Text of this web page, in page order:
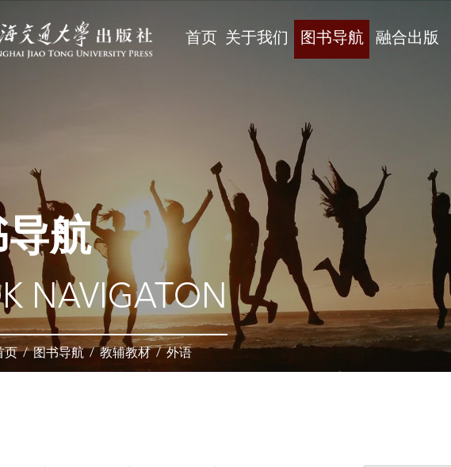
首页 关于我们 图书导航 融合出版
航
NAVIGATON
页/图书导航 / 教辅教材 / 外语